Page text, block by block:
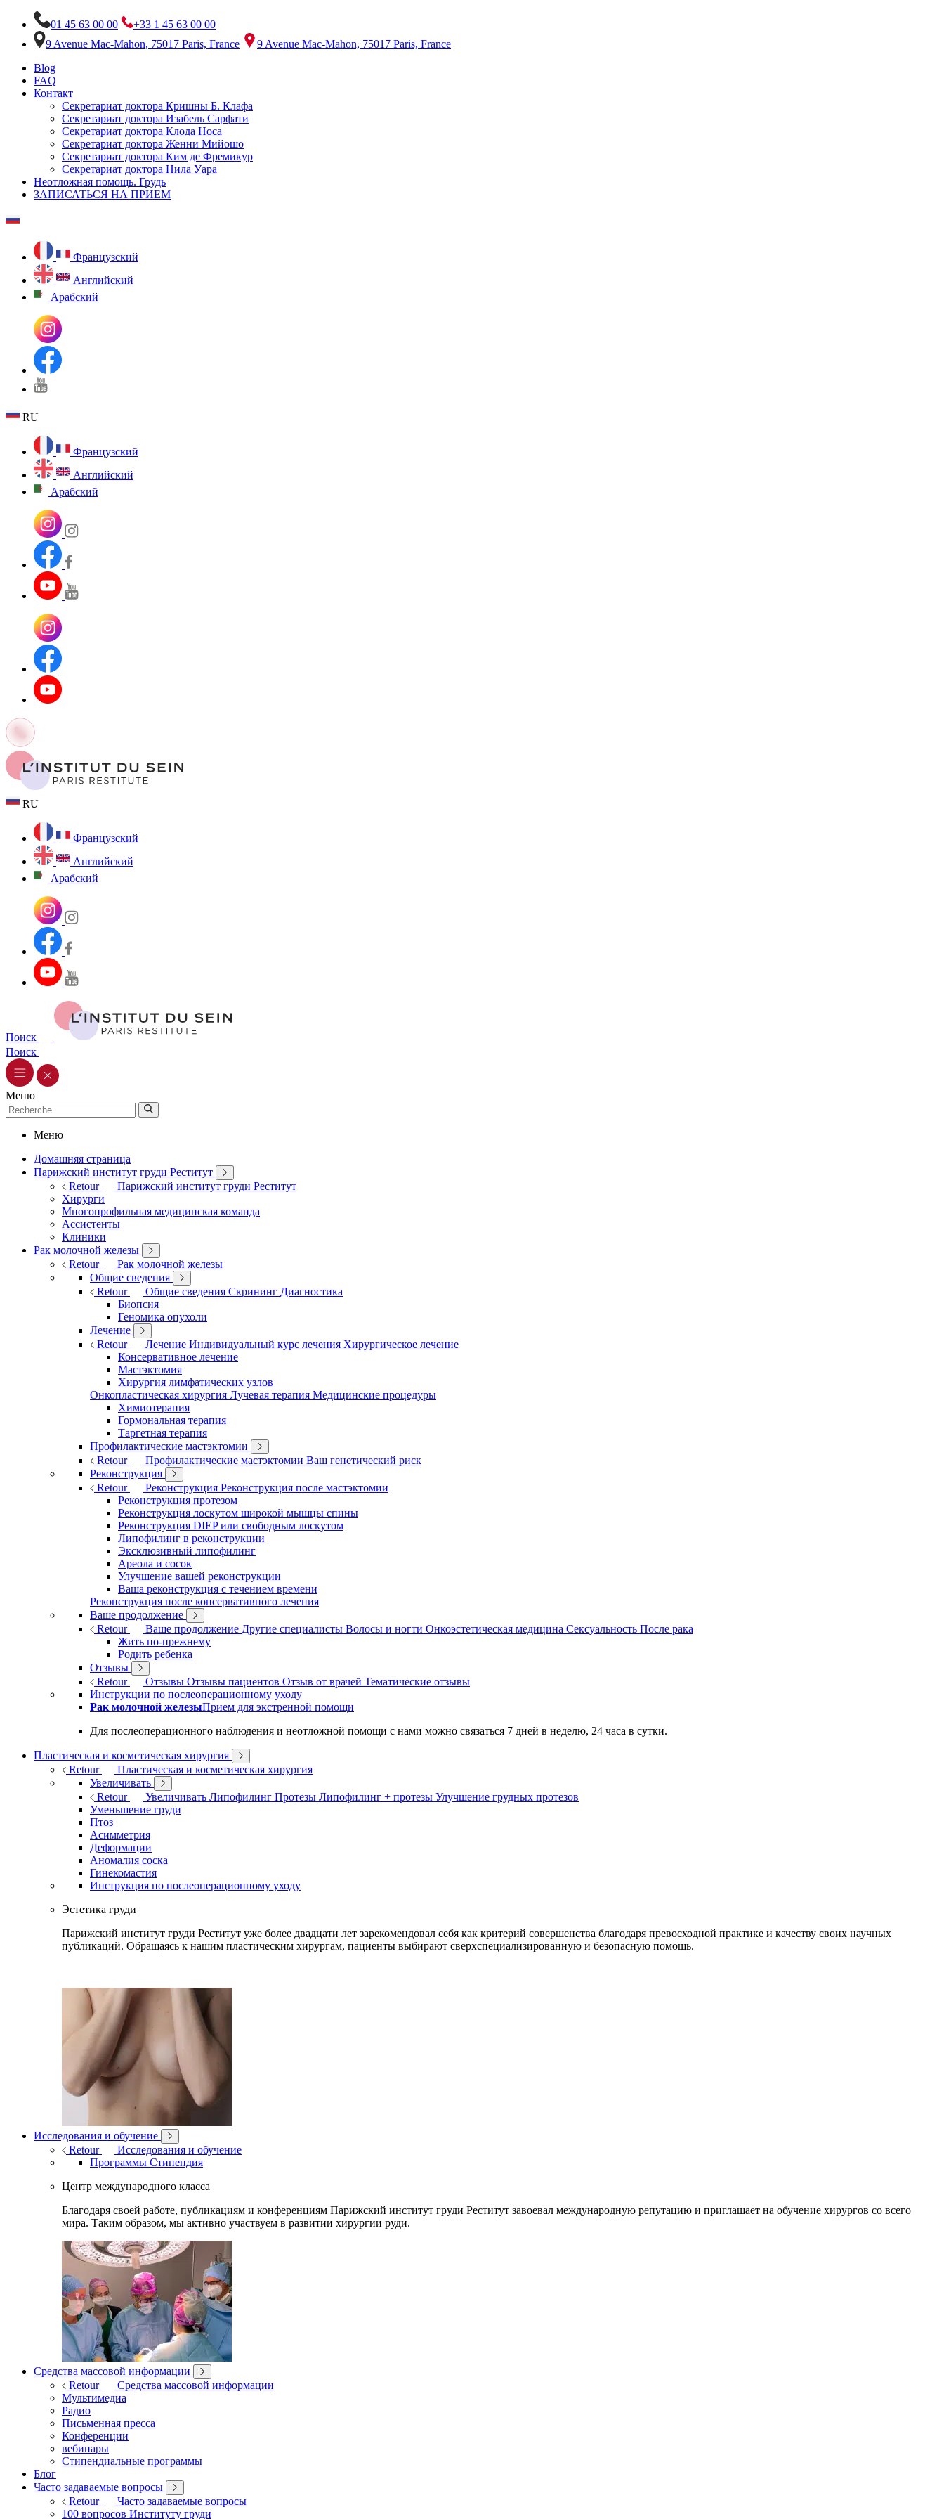
01 45 63 00 00
+33 1 45 63 00 00
9 Avenue Mac-Mahon, 75017 Paris, France
9 Avenue Mac-Mahon, 75017 Paris, France
Blog
FAQ
Контакт
Секретариат доктора Кришны Б. Клафа
Секретариат доктора Изабель Сарфати
Секретариат доктора Клода Носа
Секретариат доктора Женни Мийошо
Секретариат доктора Ким де Фремикур
Секретариат доктора Нила Уара
Неотложная помощь. Грудь
ЗАПИСАТЬСЯ НА ПРИЕМ
Французский
Английский
Арабский
RU
Французский
Английский
Арабский
RU
Французский
Английский
Арабский
Поиск
Поиск
Меню
Меню
Домашняя страница
Парижский институт груди Реститут
Retour
Парижский институт груди Реститут
Хирурги
Многопрофильная медицинская команда
Ассистенты
Клиники
Рак молочной железы
Retour
Рак молочной железы
Общие сведения
Retour
Общие сведения Скрининг Диагностика
Биопсия
Геномика опухоли
Лечение
Retour
Лечение Индивидуальный курс лечения Хирургическое лечение
Консервативное лечение
Мастэктомия
Хирургия лимфатических узлов
Онкопластическая хирургия Лучевая терапия Медицинские процедуры
Химиотерапия
Гормональная терапия
Таргетная терапия
Профилактические мастэктомии
Retour
Профилактические мастэктомии Ваш генетический риск
Реконструкция
Retour
Реконструкция Реконструкция после мастэктомии
Реконструкция протезом
Реконструкция лоскутом широкой мышцы спины
Реконструкция DIEP или свободным лоскутом
Липофилинг в реконструкции
Эксклюзивный липофилинг
Ареола и сосок
Улучшение вашей реконструкции
Ваша реконструкция с течением времени
Реконструкция после консервативного лечения
Ваше продолжение
Retour
Ваше продолжение Другие специалисты Волосы и ногти Онкоэстетическая медицина Сексуальность После рака
Жить по-прежнему
Родить ребенка
Отзывы
Retour
Отзывы Отзывы пациентов Отзыв от врачей Тематические отзывы
Инструкции по послеоперационному уходу
Рак молочной железыПрием для экстренной помощи
Для послеоперационного наблюдения и неотложной помощи с нами можно связаться 7 дней в неделю, 24 часа в сутки.
Пластическая и косметическая хирургия
Retour
Пластическая и косметическая хирургия
Увеличивать
Retour
Увеличивать Липофилинг Протезы Липофилинг + протезы Улучшение грудных протезов
Уменьшение груди
Птоз
Асимметрия
Деформации
Аномалия соска
Гинекомастия
Инструкция по послеоперационному уходу
Эстетика груди
Парижский институт груди Реститут уже более двадцати лет зарекомендовал себя как критерий совершенства благодаря превосходной практике и качеству своих научных
публикаций. Обращаясь к нашим пластическим хирургам, пациенты выбирают сверхспециализированную и безопасную помощь.
Исследования и обучение
Retour
Исследования и обучение
Программы Стипендия
Центр международного класса
Благодаря своей работе, публикациям и конференциям Парижский институт груди Реститут завоевал международную репутацию и приглашает на обучение хирургов со всего
мира. Таким образом, мы активно участвуем в развитии хирургии руди.
Средства массовой информации
Retour
Средства массовой информации
Мультимедиа
Радио
Письменная пресса
Конференции
вебинары
Стипендиальные программы
Блог
Часто задаваемые вопросы
Retour
Часто задаваемые вопросы
100 вопросов Институту груди